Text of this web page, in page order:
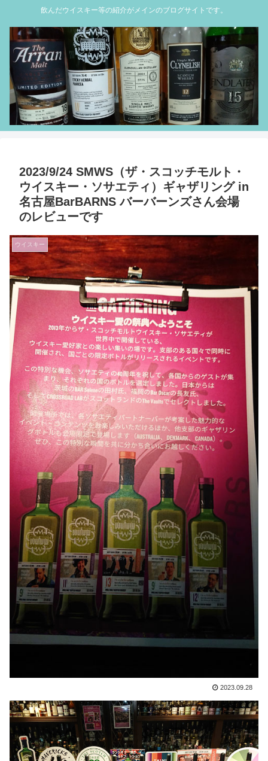
飲んだウイスキー等の紹介がメインのブログサイトです。
2023/9/24 SMWS（ザ・スコッチモルト・
ウイスキー・ソサエティ）ギャザリング in
名古屋BarBARNS バーバーンズさん会場
のレビューです
ウイスキー
2023.09.28